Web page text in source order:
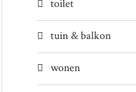
toilet
tuin & balkon
wonen